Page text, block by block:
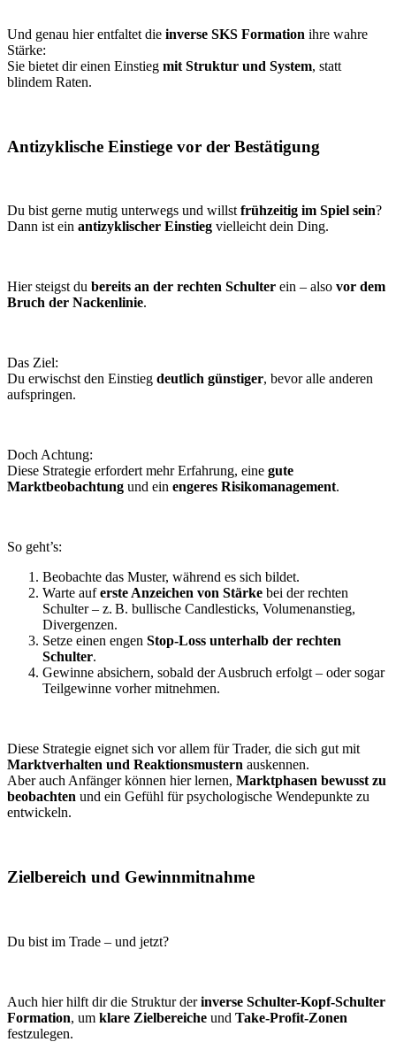
Und genau hier entfaltet die inverse SKS Formation ihre wahre
Stärke:
Sie bietet dir einen Einstieg mit Struktur und System, statt
blindem Raten.
Antizyklische Einstiege vor der Bestätigung
Du bist gerne mutig unterwegs und willst frühzeitig im Spiel sein?
Dann ist ein antizyklischer Einstieg vielleicht dein Ding.
Hier steigst du bereits an der rechten Schulter ein – also vor dem
Bruch der Nackenlinie.
Das Ziel:
Du erwischst den Einstieg deutlich günstiger, bevor alle anderen
aufspringen.
Doch Achtung:
Diese Strategie erfordert mehr Erfahrung, eine gute
Marktbeobachtung und ein engeres Risikomanagement.
So geht’s:
Beobachte das Muster, während es sich bildet.
Warte auferste Anzeichen von Stärke bei der rechten
Schulter – z. B. bullische Candlesticks, Volumenanstieg,
Divergenzen.
Setze einen engen Stop-Loss unterhalb der rechten
Schulter.
Gewinne absichern, sobald der Ausbruch erfolgt – oder sogar
Teilgewinne vorher mitnehmen.
Diese Strategie eignet sich vor allem für Trader, die sich gut mit
Marktverhalten und Reaktionsmustern auskennen.
Aber auch Anfänger können hier lernen, Marktphasen bewusst zu
beobachten und ein Gefühl für psychologische Wendepunkte zu
entwickeln.
Zielbereich und Gewinnmitnahme
Du bist im Trade – und jetzt?
Auch hier hilft dir die Struktur derinverse Schulter-Kopf-Schulter
Formation, um klare Zielbereiche und Take-Profit-Zonen
festzulegen.